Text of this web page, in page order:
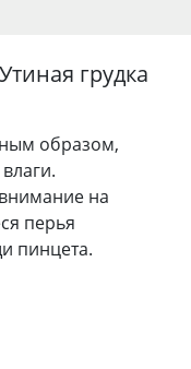
Утиная грудка
образом,
на
перья
пинцета.